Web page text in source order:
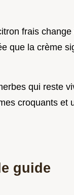
frais
que la crème
qui reste
croquants et
guide